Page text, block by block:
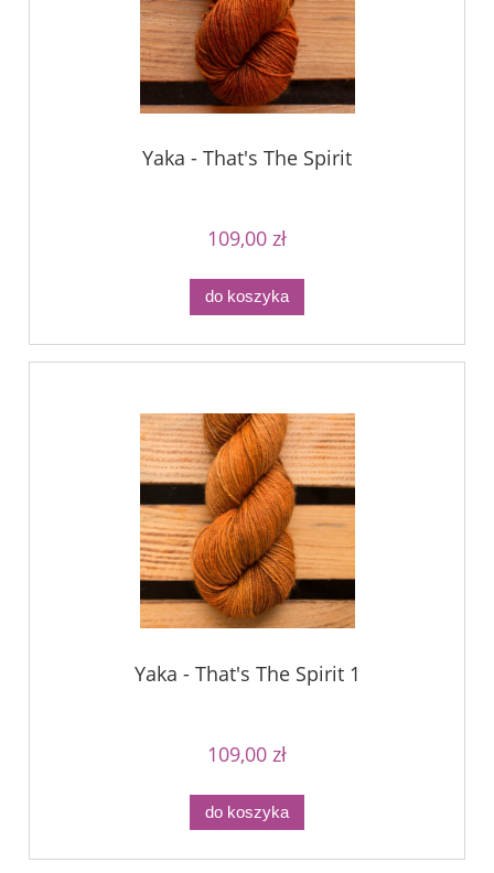
Yaka - That's The Spirit
109,00 zł
do koszyka
Yaka - That's The Spirit 1
109,00 zł
do koszyka